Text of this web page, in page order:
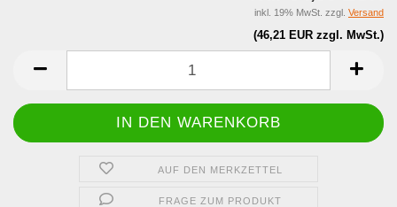
(46,21 EUR zzgl. MwSt.)
inkl. 19% MwSt. zzgl. Versand
AUF DEN MERKZETTEL
FRAGE ZUM PRODUKT